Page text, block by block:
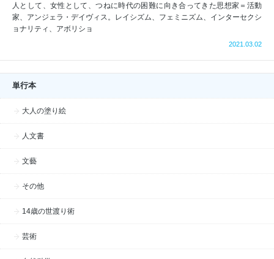
人として、女性として、つねに時代の困難に向き合ってきた思想家＝活動
家、アンジェラ・デイヴィス。レイシズム、フェミニズム、インターセクシ
ョナリティ、アボリショ
2021.03.02
単行本
大人の塗り絵
人文書
文藝
その他
14歳の世渡り術
芸術